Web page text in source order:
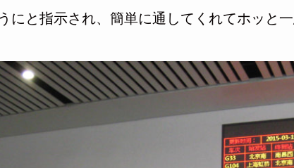
にと指示され、簡単に通してくれてホッと一